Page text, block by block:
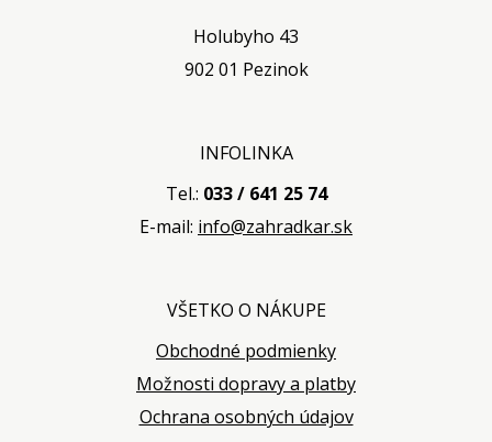
Holubyho 43
902 01 Pezinok
INFOLINKA
Tel.: 033 / 641 25 74
E-mail: info@zahradkar.sk
VŠETKO O NÁKUPE
Obchodné podmienky
Možnosti dopravy a platby
Ochrana osobných údajov